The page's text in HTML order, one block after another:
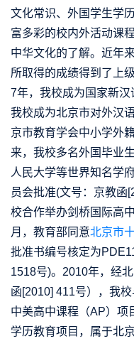
文化常识、外国学生学
富多彩的校内外活动课
中华文化的了解。近年
所取得的成绩得到了上
7年，我校成为国家新汉
我校成为北京市对外汉
京市教育学会中小学外
来，我校多名外国毕业
人民大学等世界知名学
员会批准(文号：京教函
校合作举办剑桥国际高
月，教育部同意北京市
批准书编号核定为
1518号)。2010年，经
函[2010] 411号），我
中美高中课程（AP）项
学历教育项目，属于北